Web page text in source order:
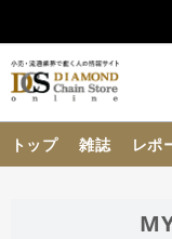
トップ 雑誌 レポ